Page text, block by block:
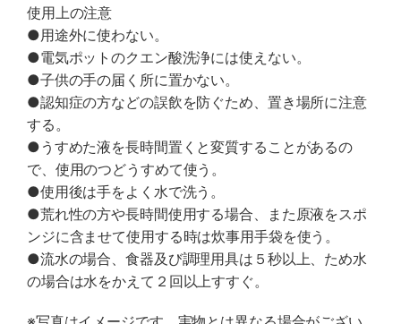
使用上の注意
●用途外に使わない。
●電気ポットのクエン酸洗浄には使えない。
●子供の手の届く所に置かない。
●認知症の方などの誤飲を防ぐため、置き場所に注意
する。
●うすめた液を長時間置くと変質することがあるの
で、使用のつどうすめて使う。
●使用後は手をよく水で洗う。
●荒れ性の方や長時間使用する場合、また原液をスポ
ンジに含ませて使用する時は炊事用手袋を使う。
●流水の場合、食器及び調理用具は５秒以上、ため水
の場合は水をかえて２回以上すすぐ。